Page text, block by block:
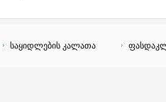
საყიდლების კალათა